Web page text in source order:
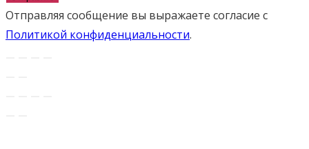
Отправляя сообщение вы выражаете согласие с
Политикой конфиденциальности.